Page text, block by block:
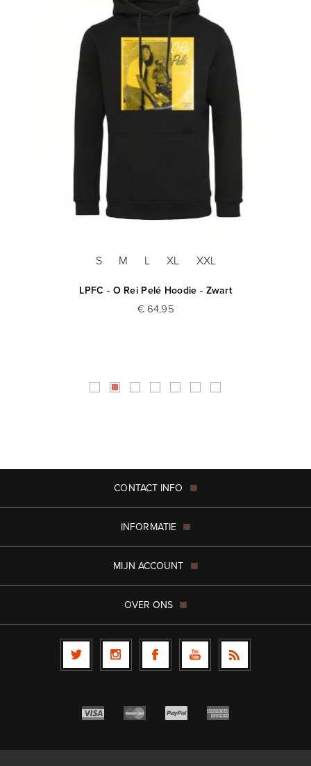
S M L XL XXL
LPFC - O Rei Pelé Hoodie - Zwart
€ 64,95
CONTACT INFO
INFORMATIE
MIJN ACCOUNT
OVER ONS